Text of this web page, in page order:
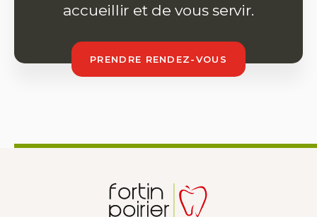
accueillir et de vous servir.
PRENDRE RENDEZ-VOUS